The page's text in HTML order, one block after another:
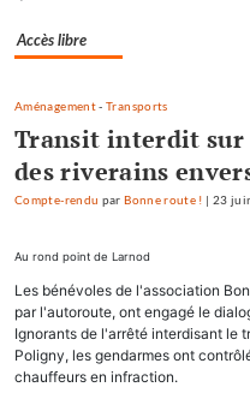
Accès libre
Aménagement-Transports
Transit interdit sur
des riverains
Compte-rendu parBonne route ! | 23
Au rond point de Larnod
Les bénévoles de l'association
par l'autoroute, ont engagé le
Ignorants de l'arrêté interdisant le
Poligny, les gendarmes ont
chauffeurs en infraction.